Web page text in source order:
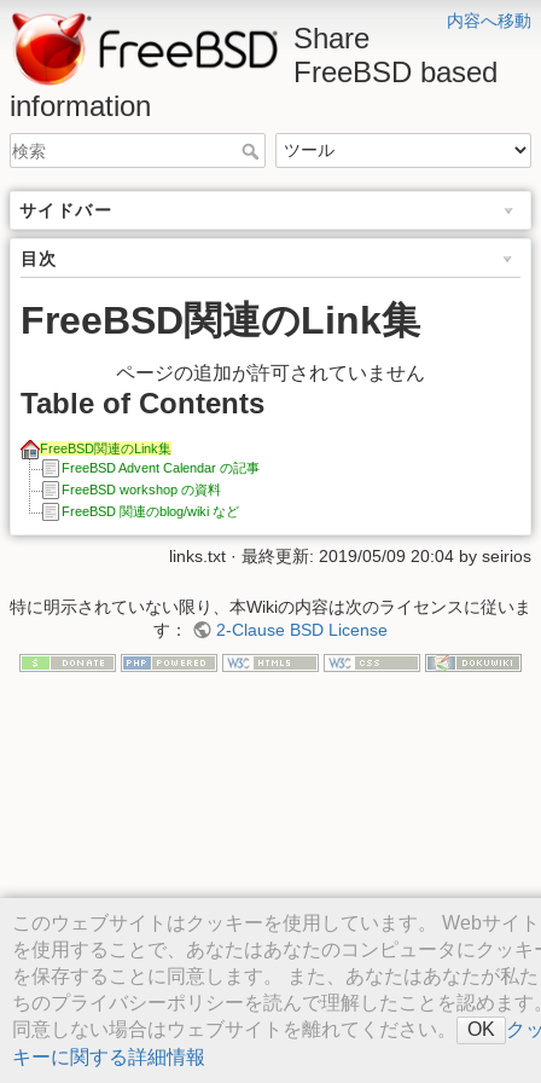
内容へ移動
Share
FreeBSD based
information
サイドバー
目次
FreeBSD関連のLink集
ページの追加が許可されていません
Table of Contents
FreeBSD関連のLink集
FreeBSD Advent Calendar の記事
FreeBSD workshop の資料
FreeBSD 関連のblog/wiki など
このウェブサイトはクッキーを使用しています。 Webサイト
を使用することで、あなたはあなたのコンピュータにクッキ
を保存することに同意します。 また、あなたはあなたが私た
ちのプライバシーポリシーを読んで理解したことを認めます
同意しない場合はウェブサイトを離れてください。
OK
ク
キーに関する詳細情報
links.txt · 最終更新: 2019/05/09 20:04 by seirios
特に明示されていない限り、本Wikiの内容は次のライセンスに従いま
す：
2-Clause BSD License